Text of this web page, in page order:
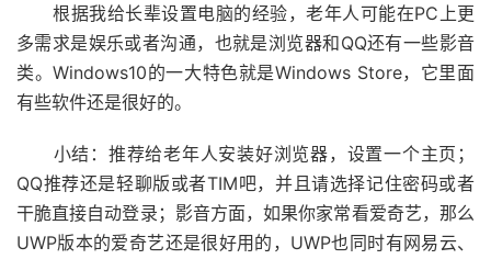
根据我给长辈设置电脑的经验，老年人可能在PC上更
多需求是娱乐或者沟通，也就是浏览器和QQ还有一些影音
类。Windows10的一大特色就是Windows Store，它里面
有些软件还是很好的。
小结：推荐给老年人安装好浏览器，设置一个主页；
QQ推荐还是轻聊版或者TIM吧，并且请选择记住密码或者
干脆直接自动登录；影音方面，如果你家常看爱奇艺，那么
UWP版本的爱奇艺还是很好用的，UWP也同时有网易云、